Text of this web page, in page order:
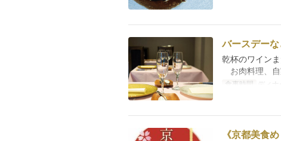
バースデー
乾杯のワイン
お肉料理、自
食事時間 ディナ
《京都美食